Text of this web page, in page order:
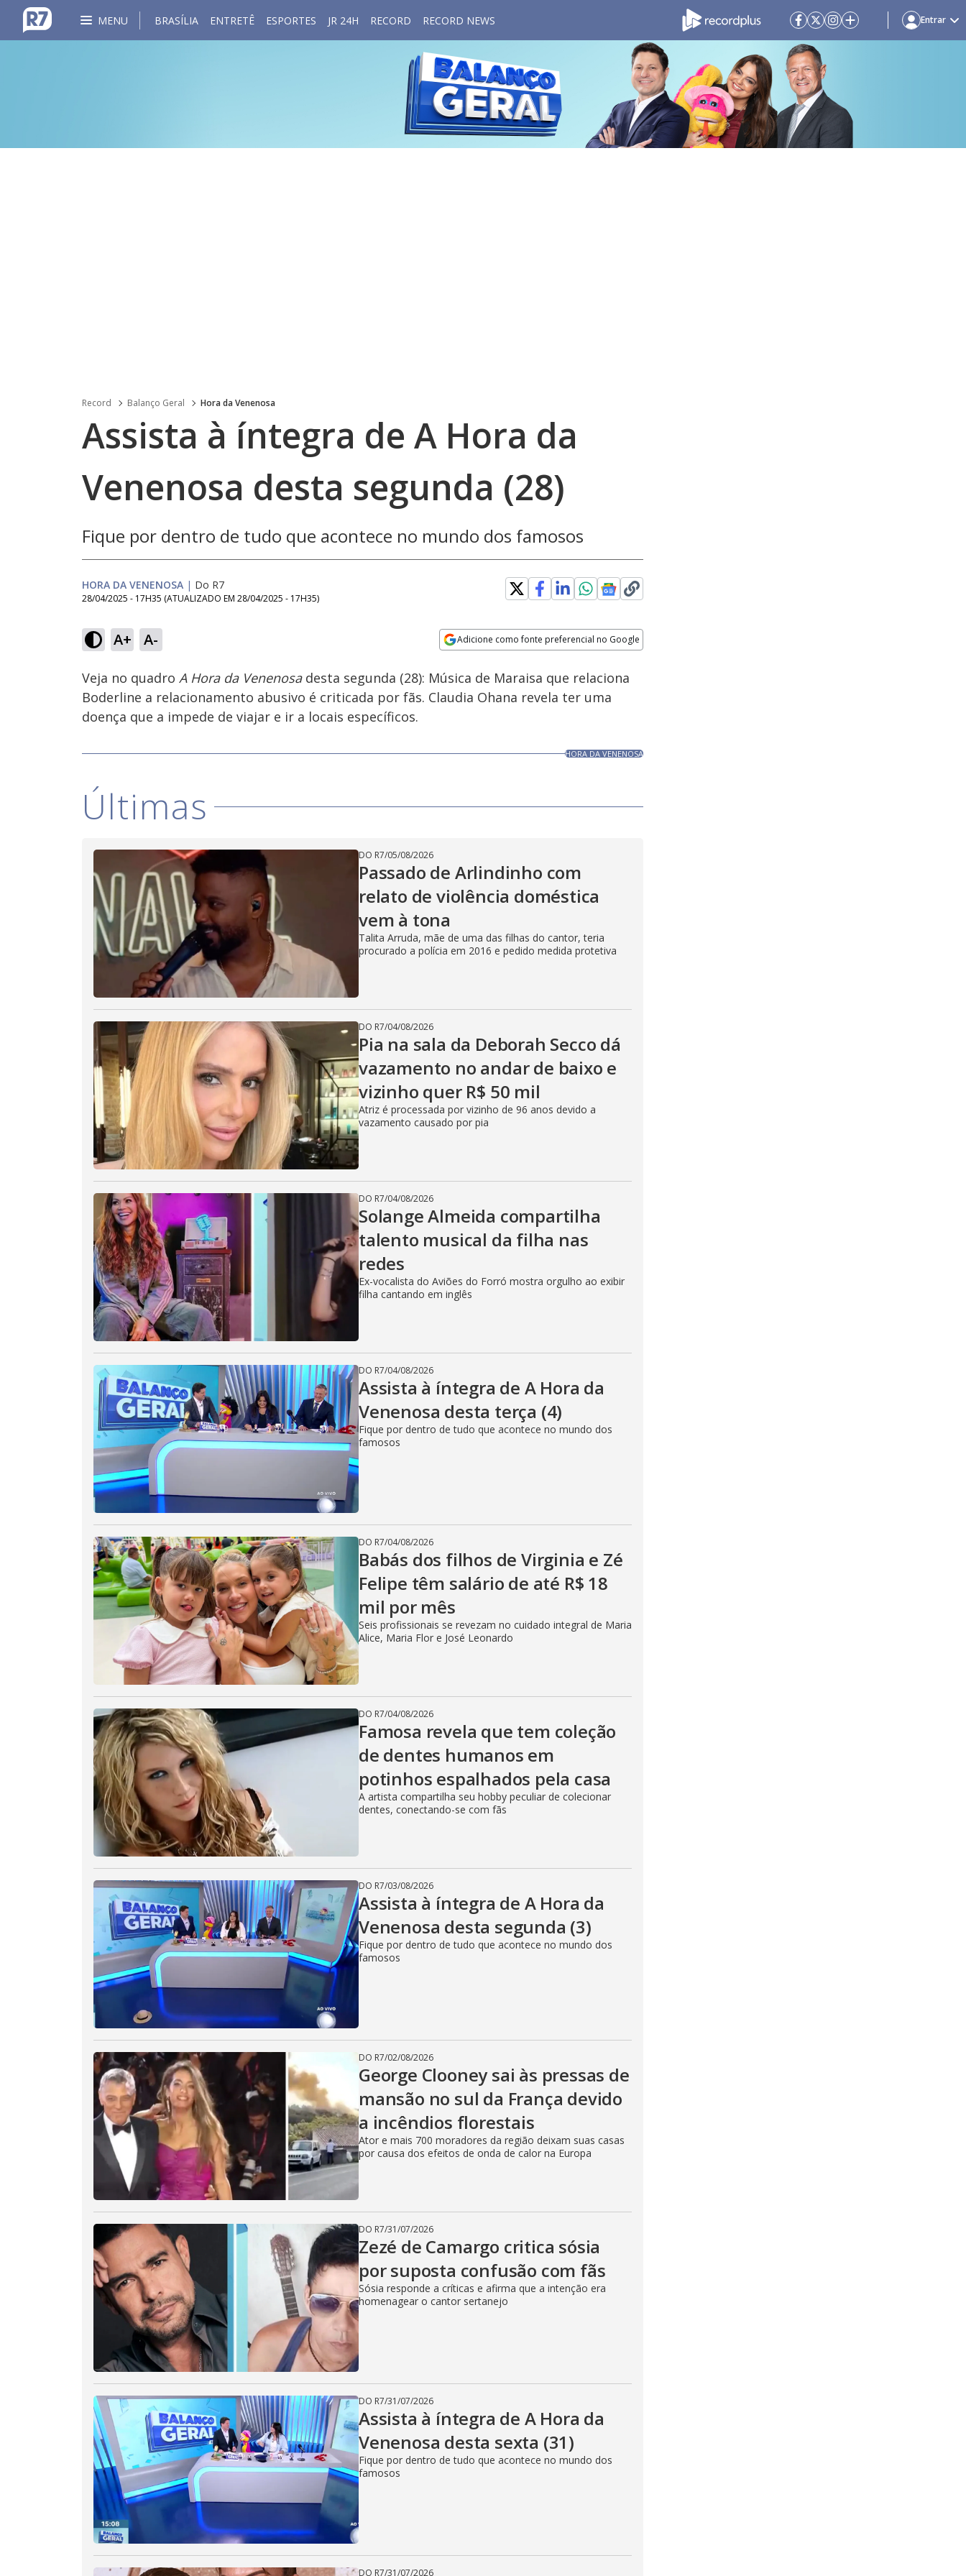
MENU BRASÍLIA ENTRETÊ ESPORTES JR 24H RECORD RECORD NEWS Entrar
Record Balanço Geral Hora da Venenosa
Assista à íntegra de A Hora da
Venenosa desta segunda (28)
Fique por dentro de tudo que acontece no mundo dos famosos
HORA DA VENENOSA | Do R7
28/04/2025 - 17H35 (ATUALIZADO EM 28/04/2025 - 17H35)
A+ A- Adicione como fonte preferencial no Google
Ativar
Som
3.79%
Velocidade
Veja no quadro A Hora da Venenosadesta segunda (28): Música de Maraisa que relaciona
Boderline a relacionamento abusivo é criticada por fãs. Claudia Ohana revela ter uma
doença que a impede de viajar e ir a locais específicos.
HORA DA VENENOSA
Últimas
DO R7/05/08/2026
Passado de Arlindinho com
relato de violência doméstica
vem à tona
Talita Arruda, mãe de uma das filhas do cantor, teria
procurado a polícia em 2016 e pedido medida protetiva
DO R7/04/08/2026
Pia na sala da Deborah Secco dá
vazamento no andar de baixo e
vizinho quer R$ 50 mil
Atriz é processada por vizinho de 96 anos devido a
vazamento causado por pia
DO R7/04/08/2026
Solange Almeida compartilha
talento musical da filha nas
redes
Ex-vocalista do Aviões do Forró mostra orgulho ao exibir
filha cantando em inglês
DO R7/04/08/2026
Assista à íntegra de A Hora da
Venenosa desta terça (4)
Fique por dentro de tudo que acontece no mundo dos
famosos
DO R7/04/08/2026
Babás dos filhos de Virginia e Zé
Felipe têm salário de até R$ 18
mil por mês
Seis profissionais se revezam no cuidado integral de Maria
Alice, Maria Flor e José Leonardo
DO R7/04/08/2026
Famosa revela que tem coleção
de dentes humanos em
potinhos espalhados pela casa
A artista compartilha seu hobby peculiar de colecionar
dentes, conectando-se com fãs
DO R7/03/08/2026
Assista à íntegra de A Hora da
Venenosa desta segunda (3)
Fique por dentro de tudo que acontece no mundo dos
famosos
DO R7/02/08/2026
George Clooney sai às pressas de
mansão no sul da França devido
a incêndios florestais
Ator e mais 700 moradores da região deixam suas casas
por causa dos efeitos de onda de calor na Europa
DO R7/31/07/2026
Zezé de Camargo critica sósia
por suposta confusão com fãs
Sósia responde a críticas e afirma que a intenção era
homenagear o cantor sertanejo
DO R7/31/07/2026
Assista à íntegra de A Hora da
Venenosa desta sexta (31)
Fique por dentro de tudo que acontece no mundo dos
famosos
DO R7/31/07/2026